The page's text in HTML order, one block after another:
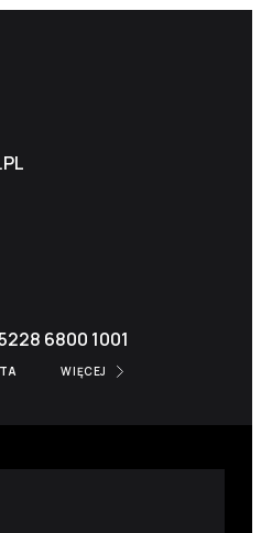
6800 1001
WIĘCEJ